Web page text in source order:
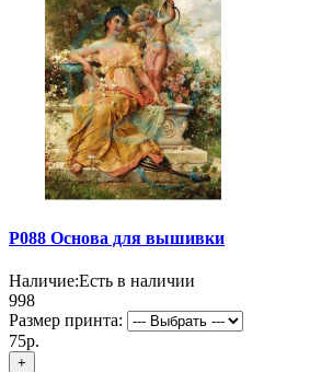
P088 Основа для вышивки
Наличие:Есть в наличии
998
Размер принта:
75р.
+